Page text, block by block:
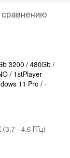
3200 / 480Gb /
/ 1stPlayer
11 Pro / -
(3.7 - 4.6 ГГц)